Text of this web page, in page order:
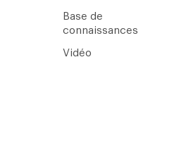
Base de
connaissances
Vidéo